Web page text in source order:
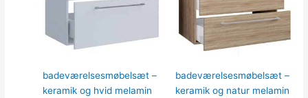
badeværelsesmøbelsæt –
keramik og hvid melamin
badeværelsesmøbelsæt –
keramik og natur melamin